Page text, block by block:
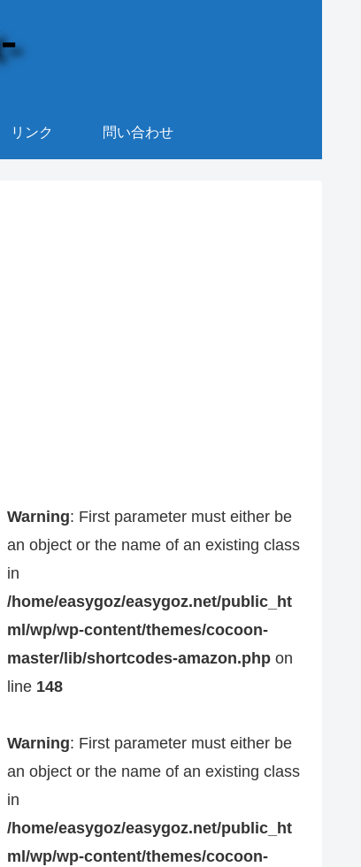
リンク 問い合わせ
Warning: First parameter must either be
an object or the name of an existing class
in
/home/easygoz/easygoz.net/public_ht
ml/wp/wp-content/themes/cocoon-
master/lib/shortcodes-amazon.php on
line 148
Warning: First parameter must either be
an object or the name of an existing class
in
/home/easygoz/easygoz.net/public_ht
ml/wp/wp-content/themes/cocoon-